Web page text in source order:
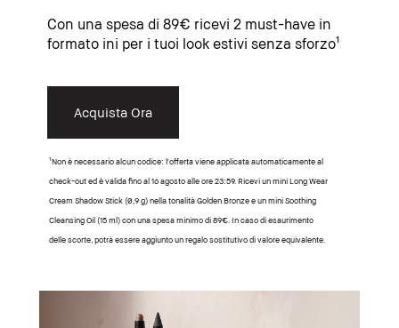
Con una spesa di 89€ ricevi 2 must-have in
formato ini per i tuoi look estivi senza sforzo¹
Acquista Ora
¹Non è necessario alcun codice: l'offerta viene applicata automaticamente al
check-out ed è valida fino al 16 agosto alle ore 23:59. Ricevi un mini Long Wear
Cream Shadow Stick (0,9 g) nella tonalità Golden Bronze e un mini Soothing
Cleansing Oil (15 ml) con una spesa minimo di 89€. In caso di esaurimento
delle scorte, potrà essere aggiunto un regalo sostitutivo di valore equivalente.